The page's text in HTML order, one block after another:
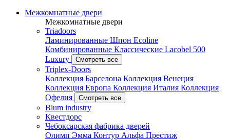
Межкомнатные двери
Межкомнатные двери
Triadoors
Ламинированные Шпон Ecoline
Комбинированные Классические Lacobel 500
Luxury
Смотреть все
Triplex-Doors
Коллекция Барселона Коллекция Венеция
Коллекция Европа Коллекция Италия Коллекция
Офелия
Смотреть все
Blum industry
Квестдорс
Чебоксарская фабрика дверей
Олимп Эмма Контур Альфа Престиж